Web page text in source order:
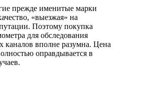
прежде именитые марки
«выезжая» на
Поэтому покупка
для обследования
каналов вполне разумна. Цена
оправдывается в